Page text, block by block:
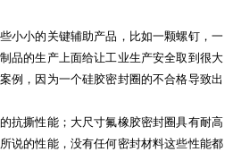
小小的关键辅助产品，比如一颗螺钉，一
品的生产上面给让工业生产安全取到很大
例，因为一个硅胶密封圈的不合格导致出
抗撕性能；大尺寸氟橡胶密封圈具有耐高
说的性能，没有任何密封材料这些性能都